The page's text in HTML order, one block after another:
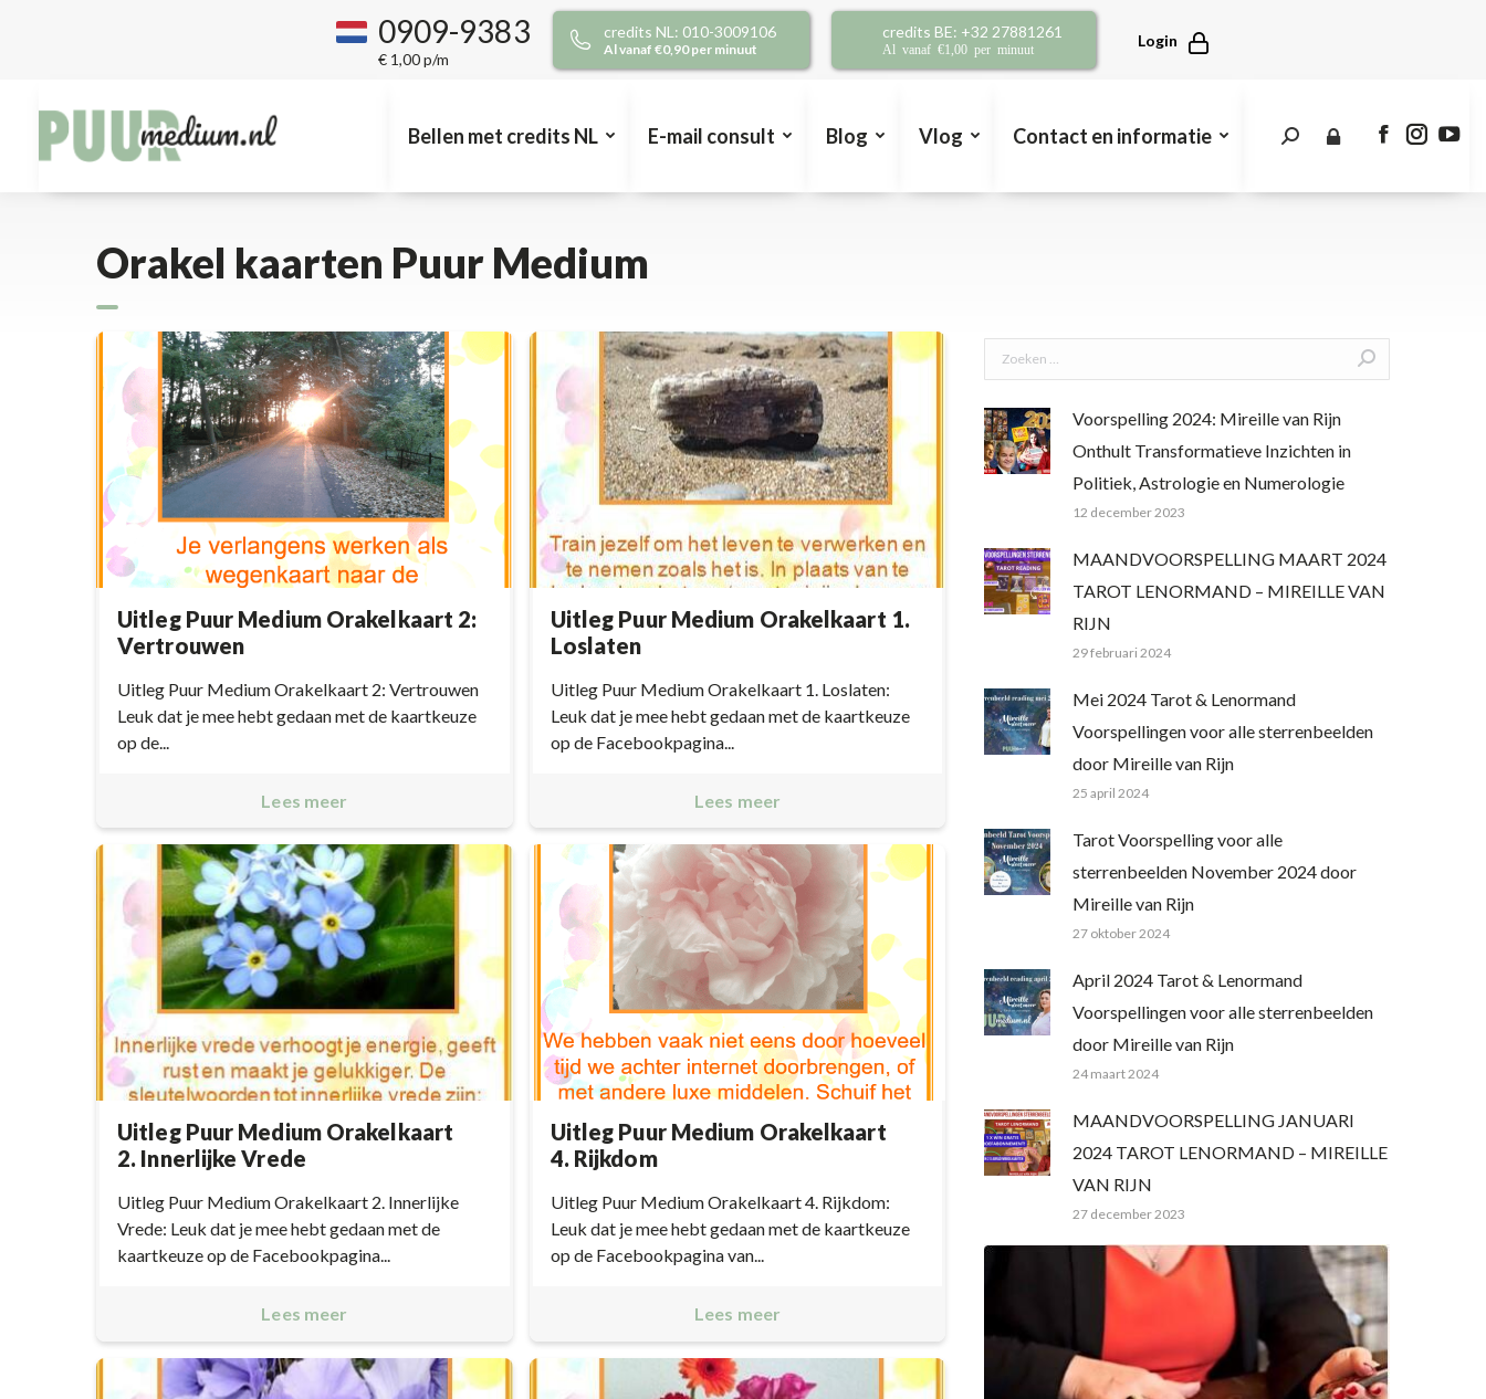
0909-9383
€ 1,00 p/m
credits NL: 010-3009106
Al vanaf €0,90 per minuut
credits BE: +32 27881261
Al vanaf €1,00 per minuut Login
Bellen met credits NL E-mail consult Blog Vlog Contact en informatie Search:
Facebook
Orakel kaarten Puur Medium
Uitleg Puur Medium Orakelkaart 2:
Vertrouwen
Uitleg Puur Medium Orakelkaart 2: Vertrouwen
Leuk dat je mee hebt gedaan met de kaartkeuze
op de...
Lees meer
Uitleg Puur Medium Orakelkaart 1.
Loslaten
Uitleg Puur Medium Orakelkaart 1. Loslaten:
Leuk dat je mee hebt gedaan met de kaartkeuze
op de Facebookpagina...
Lees meer
Uitleg Puur Medium Orakelkaart
2. Innerlijke Vrede
Uitleg Puur Medium Orakelkaart 2. Innerlijke
Vrede: Leuk dat je mee hebt gedaan met de
kaartkeuze op de Facebookpagina...
Lees meer
Uitleg Puur Medium Orakelkaart
4. Rijkdom
Uitleg Puur Medium Orakelkaart 4. Rijkdom:
Leuk dat je mee hebt gedaan met de kaartkeuze
op de Facebookpagina van...
Lees meer
Search:
Voorspelling 2024: Mireille van Rijn
Onthult Transformatieve Inzichten in
Politiek, Astrologie en Numerologie
12 december 2023
MAANDVOORSPELLING MAART 2024
TAROT LENORMAND – MIREILLE VAN
RIJN
29 februari 2024
Mei 2024 Tarot & Lenormand
Voorspellingen voor alle sterrenbeelden
door Mireille van Rijn
25 april 2024
Tarot Voorspelling voor alle
sterrenbeelden November 2024 door
Mireille van Rijn
27 oktober 2024
April 2024 Tarot & Lenormand
Voorspellingen voor alle sterrenbeelden
door Mireille van Rijn
24 maart 2024
MAANDVOORSPELLING JANUARI
2024 TAROT LENORMAND – MIREILLE
VAN RIJN
27 december 2023